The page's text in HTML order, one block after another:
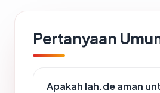
Pertanyaan
Apakah lah.de aman